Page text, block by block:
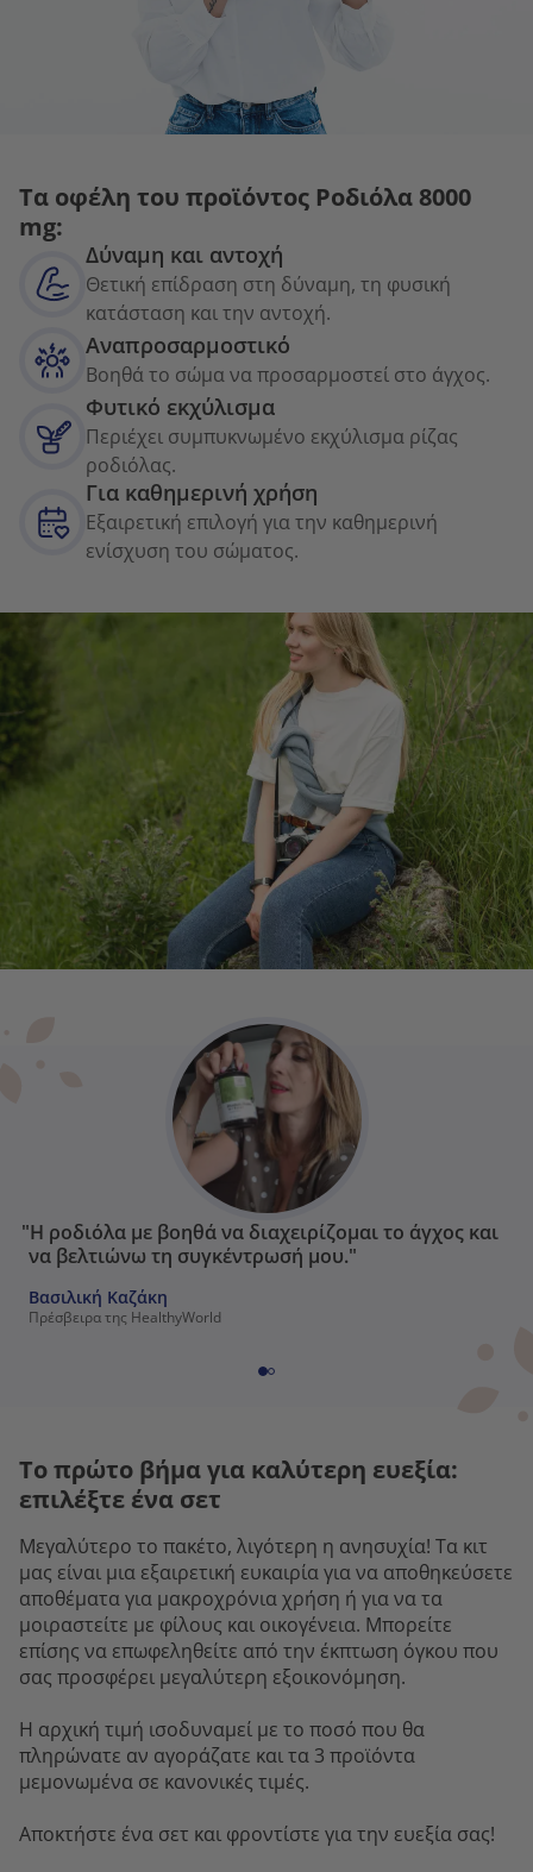
Τα οφέλη του προϊόντος Ροδιόλα 8000
mg:
Δύναμη και αντοχή
Θετική επίδραση στη δύναμη, τη φυσική
κατάσταση και την αντοχή.
Αναπροσαρμοστικό
Βοηθά το σώμα να προσαρμοστεί στο άγχος.
Φυτικό εκχύλισμα
Περιέχει συμπυκνωμένο εκχύλισμα ρίζας
ροδιόλας.
Για καθημερινή χρήση
Εξαιρετική επιλογή για την καθημερινή
ενίσχυση του σώματος.
"Η ροδιόλα με βοηθά να διαχειρίζομαι το άγχος και
να βελτιώνω τη συγκέντρωσή μου."
Βασιλική Καζάκη
Πρέσβειρα της HealthyWorld
Το πρώτο βήμα για καλύτερη ευεξία:
επιλέξτε ένα σετ
Μεγαλύτερο το πακέτο, λιγότερη η ανησυχία! Τα κιτ
μας είναι μια εξαιρετική ευκαιρία για να αποθηκεύσετε
αποθέματα για μακροχρόνια χρήση ή για να τα
μοιραστείτε με φίλους και οικογένεια. Μπορείτε
επίσης να επωφεληθείτε από την έκπτωση όγκου που
σας προσφέρει μεγαλύτερη εξοικονόμηση.
Η αρχική τιμή ισοδυναμεί με το ποσό που θα
πληρώνατε αν αγοράζατε και τα 3 προϊόντα
μεμονωμένα σε κανονικές τιμές.
Αποκτήστε ένα σετ και φροντίστε για την ευεξία σας!